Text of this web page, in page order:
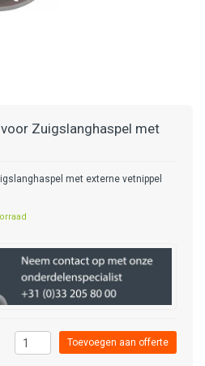
Zuigslanghaspel met
met externe vetnippel
Toevoegen aan offerte